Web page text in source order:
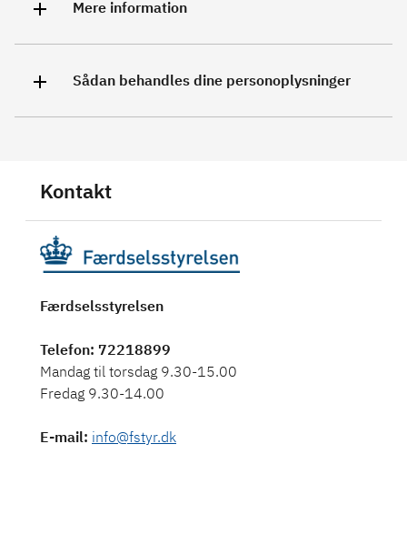
Mere information
Sådan behandles dine personoplysninger
Kontakt
Færdselsstyrelsen
Telefon: 72218899
Mandag til torsdag 9.30-15.00
Fredag 9.30-14.00
E-mail: info@fstyr.dk